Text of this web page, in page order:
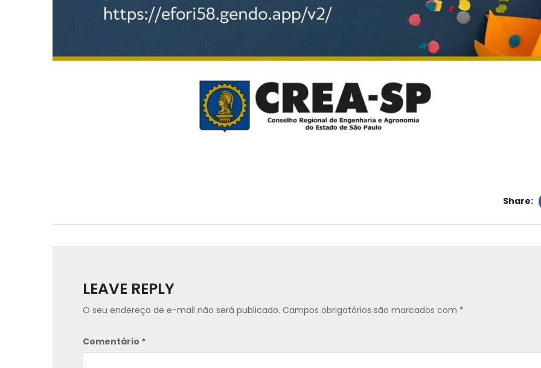
Share:
LEAVE REPLY
O seu endereço de e-mail não será publicado. Campos obrigatórios são marcados com *
Comentário *